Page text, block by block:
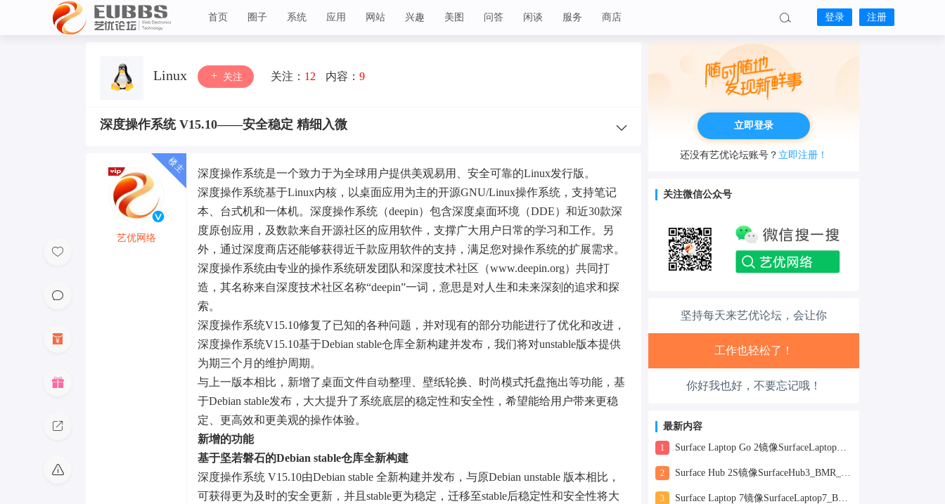
首页 圈子 系统 应用 网站 兴趣 美图 问答 闲谈 服务 商店 登录 注册
Linux 关注 关注： 12 内容： 9
深度操作系统 V15.10——安全稳定 精细入微
艺优网络
深度操作系统是一个致力于为全球用户提供美观易用、安全可靠的Linux发行版。
深度操作系统基于Linux内核，以桌面应用为主的开源GNU/Linux操作系统，支持笔记
本、台式机和一体机。深度操作系统（deepin）包含深度桌面环境（DDE）和近30款深
度原创应用，及数款来自开源社区的应用软件，支撑广大用户日常的学习和工作。另
外，通过深度商店还能够获得近千款应用软件的支持，满足您对操作系统的扩展需求。
深度操作系统由专业的操作系统研发团队和深度技术社区（www.deepin.org）共同打
造，其名称来自深度技术社区名称“deepin”一词，意思是对人生和未来深刻的追求和探
索。
深度操作系统V15.10修复了已知的各种问题，并对现有的部分功能进行了优化和改进，
深度操作系统V15.10基于Debian stable仓库全新构建并发布，我们将对unstable版本提供
为期三个月的维护周期。
与上一版本相比，新增了桌面文件自动整理、壁纸轮换、时尚模式托盘拖出等功能，基
于Debian stable发布，大大提升了系统底层的稳定性和安全性，希望能给用户带来更稳
定、更高效和更美观的操作体验。
新增的功能
基于坚若磐石的Debian stable仓库全新构建
深度操作系统 V15.10由Debian stable 全新构建并发布，与原Debian unstable 版本相比，
可获得更为及时的安全更新，并且stable更为稳定，迁移至stable后稳定性和安全性将大
立即登录
还没有艺优论坛账号？ 立即注册！
关注微信公众号
坚持每天来艺优论坛，会让你
工作也轻松了！
生活也美好了！
走路也有劲了！
腿也不痛了！
你好我也好，不要忘记哦！
最新内容
1 Surface Laptop Go 2镜像SurfaceLaptopGo2_BMR_42032_2026.507.11898505.zip网盘下载
2 Surface Hub 2S镜像SurfaceHub3_BMR_155000_2026.420.11870147.zip网盘下载
3 Surface Laptop 7镜像SurfaceLaptop7_BMR_12010_2025.1009.12069254.zip网盘下载